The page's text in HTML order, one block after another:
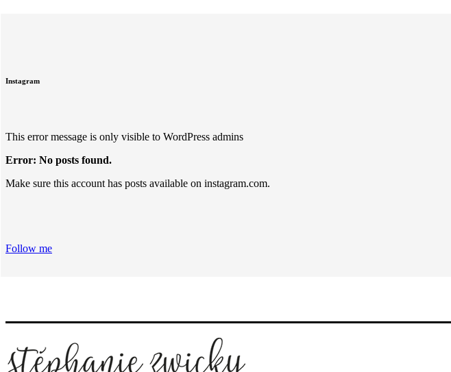
Instagram
This error message is only visible to WordPress admins
Error: No posts found.
Make sure this account has posts available on instagram.com.
Follow me